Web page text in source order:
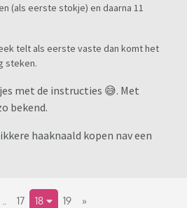
(als eerste stokje) en daarna 11
telt als eerste vaste dan komt het
steken.
met de instructies 😅. Met
bekend.
haaknaald kopen nav een
17 18 19 »